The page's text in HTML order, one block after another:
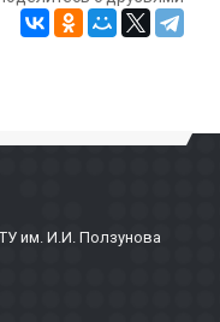
им. И.И. Ползунова